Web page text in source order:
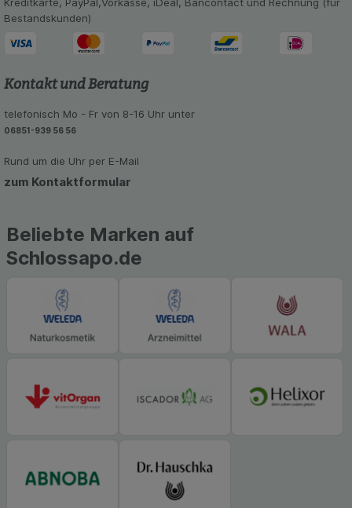
unserer Website sammeln, mit deren Hilfe wir
unsere Website weiter für Sie optimieren können,
den Inhalt auf unserer Website aber auch die
zu gestalten. Bitte beachten Sie, dass Daten
hierfür teilweise an Dritte wie z.B. Google oder
Kreditkarte, PayPal,Vorkasse, iDeal, Bancontact und Rechnung (für
Bestandskunden)
Kontakt und Beratung
telefonisch Mo - Fr von 8-16 Uhr unter
06851-939 56 56
Rund um die Uhr per E-Mail
zum Kontaktformular
Beliebte Marken auf
Schlossapo.de